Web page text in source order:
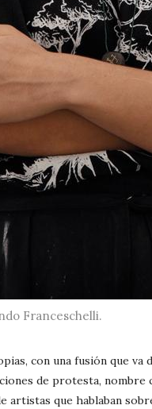
Franceschelli.
con una fusión que
de protesta,
artistas que hablaban